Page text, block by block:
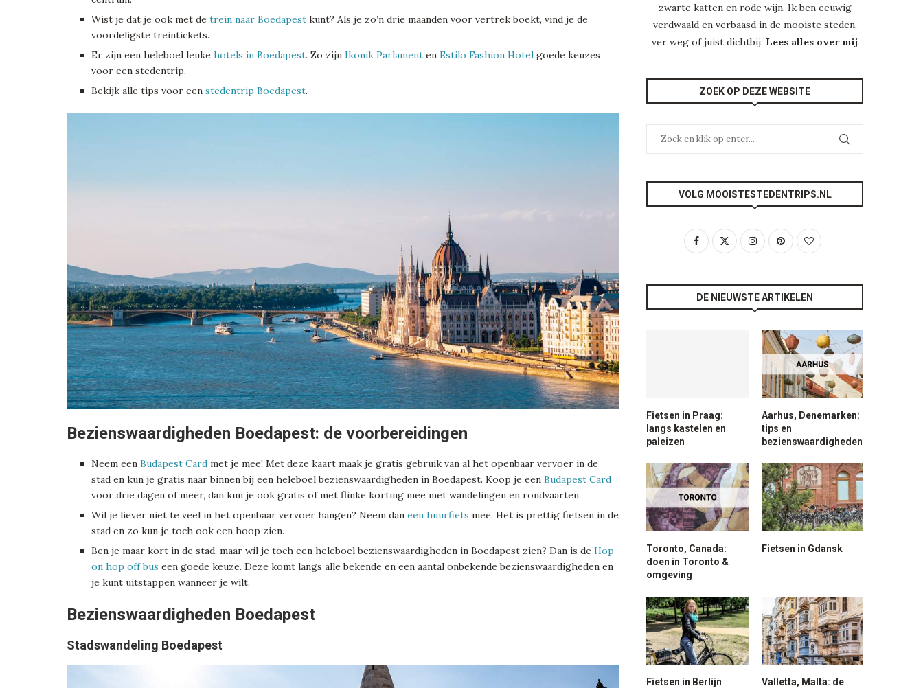
Wist je dat je ook met de trein naar Boedapest kunt? Als je zo’n drie maanden voor vertrek boekt, vind je de
voordeligste treintickets.
Er zijn een heleboel leuke hotels in Boedapest. Zo zijn Ikonik Parlament en Estilo Fashion Hotel goede keuzes
voor een stedentrip.
Bekijk alle tips voor een stedentrip Boedapest.
Bezienswaardigheden Boedapest: de voorbereidingen
Neem een Budapest Card met je mee! Met deze kaart maak je gratis gebruik van al het openbaar vervoer in de
stad en kun je gratis naar binnen bij een heleboel bezienswaardigheden in Boedapest. Koop je een Budapest Card
voor drie dagen of meer, dan kun je ook gratis of met flinke korting mee met wandelingen en rondvaarten.
Wil je liever niet te veel in het openbaar vervoer hangen? Neem dan een huurfiets mee. Het is prettig fietsen in de
stad en zo kun je toch ook een hoop zien.
Ben je maar kort in de stad, maar wil je toch een heleboel bezienswaardigheden in Boedapest zien? Dan is de Hop
on hop off bus een goede keuze. Deze komt langs alle bekende en een aantal onbekende bezienswaardigheden en
je kunt uitstappen wanneer je wilt.
Bezienswaardigheden Boedapest
Stadswandeling Boedapest
zwarte katten en rode wijn. Ik ben eeuwig
verdwaald en verbaasd in de mooiste steden,
ver weg of juist dichtbij. Lees alles over mij
ZOEK OP DEZE WEBSITE
VOLG MOOISTESTEDENTRIPS.NL
DE NIEUWSTE ARTIKELEN
Fietsen in Praag:
langs kastelen en
paleizen
Aarhus, Denemarken:
tips en
bezienswaardigheden
Toronto, Canada:
doen in Toronto &
omgeving
Fietsen in Gdansk
Fietsen in Berlijn
Valletta, Malta: de